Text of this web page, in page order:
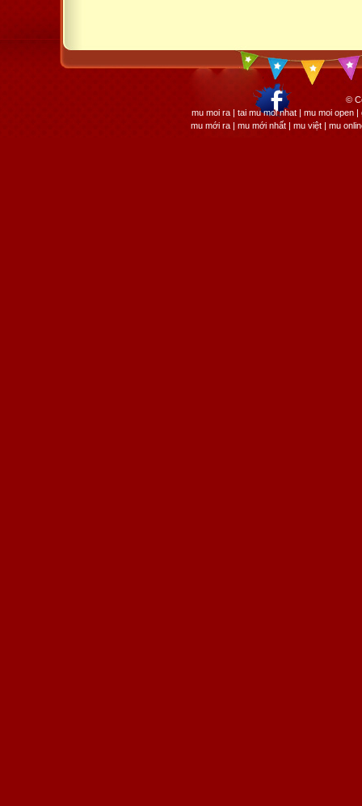
©
mu moi ra | tai mu moi nhat | mu moi open
mu mới ra | mu mới nhất | mu việt | mu